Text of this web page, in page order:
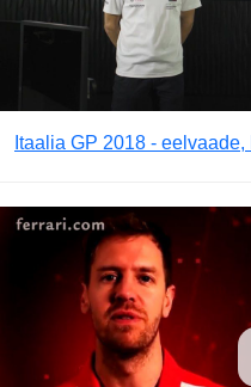
Itaalia GP 2018 -